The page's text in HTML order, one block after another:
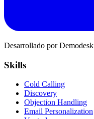
Desarrollado por Demodesk
Skills
Cold Calling
Discovery
Objection Handling
Email Personalization